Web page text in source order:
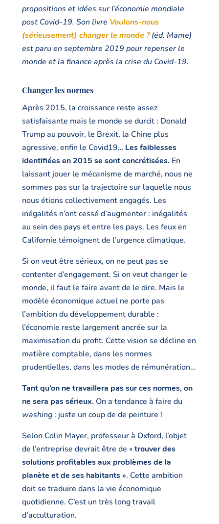
propositions et idées sur l’économie mondiale
post Covid-19. Son livre Voulons-nous
(sérieusement) changer le monde ? (éd. Mame)
est paru en septembre 2019 pour repenser le
monde et la finance après la crise du Covid-19.
Changer les normes
Après 2015, la croissance reste assez
satisfaisante mais le monde se durcit : Donald
Trump au pouvoir, le Brexit, la Chine plus
agressive, enfin le Covid19… Les faiblesses
identifiées en 2015 se sont concrétisées. En
laissant jouer le mécanisme de marché, nous ne
sommes pas sur la trajectoire sur laquelle nous
nous étions collectivement engagés. Les
inégalités n’ont cessé d’augmenter : inégalités
au sein des pays et entre les pays. Les feux en
Californie témoignent de l’urgence climatique.
Si on veut être sérieux, on ne peut pas se
contenter d’engagement. Si on veut changer le
monde, il faut le faire avant de le dire. Mais le
modèle économique actuel ne porte pas
l’ambition du développement durable :
l’économie reste largement ancrée sur la
maximisation du profit. Cette vision se décline en
matière comptable, dans les normes
prudentielles, dans les modes de rémunération…
Tant qu’on ne travaillera pas sur ces normes, on
ne sera pas sérieux. On a tendance à faire du
washing: juste un coup de de peinture !
Selon Colin Mayer, professeur à Oxford, l’objet
de l’entreprise devrait être de «trouver des
solutions profitables aux problèmes de la
planète et de ses habitants ». Cette ambition
doit se traduire dans la vie économique
quotidienne. C’est un très long travail
d’acculturation.